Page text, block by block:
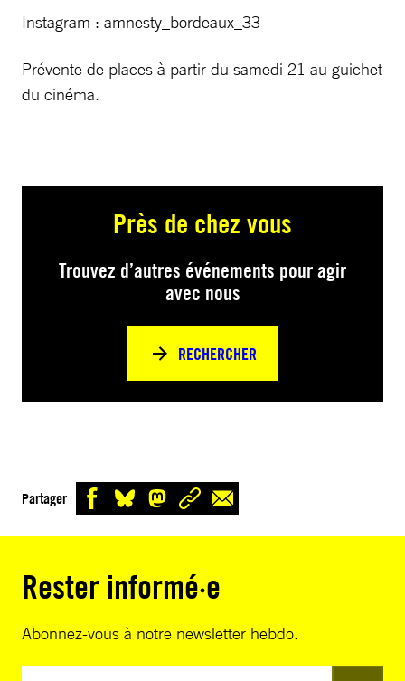
Instagram : amnesty_bordeaux_33
Prévente de places à partir du samedi 21 au guichet
du cinéma.
Près de chez vous
Trouvez d’autres événements pour agir
avec nous
RECHERCHER
Partager
Rester informé·e
Abonnez-vous à notre newsletter hebdo.